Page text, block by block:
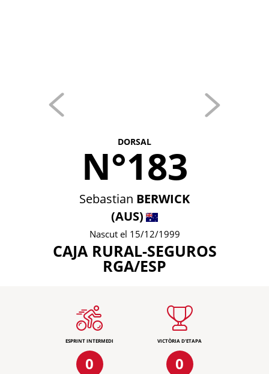
DORSAL
N°183
Sebastian BERWICK
(AUS)
Nascut el 15/12/1999
CAJA RURAL-SEGUROS
RGA/ESP
ESPRINT INTERMEDI
0
VICTÒRIA D'ETAPA
0